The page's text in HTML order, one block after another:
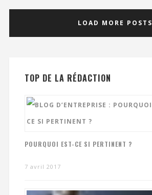
LOAD MORE POSTS
TOP DE LA RÉDACTION
POURQUOI EST-CE SI PERTINENT ?
7 avril 2017